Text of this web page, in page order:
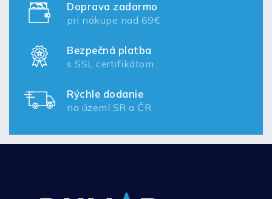
Doprava zadarmo
pri nákupe nad 69€
Bezpečná platba
s SSL certifikátom
Rýchle dodanie
na území SR a ČR